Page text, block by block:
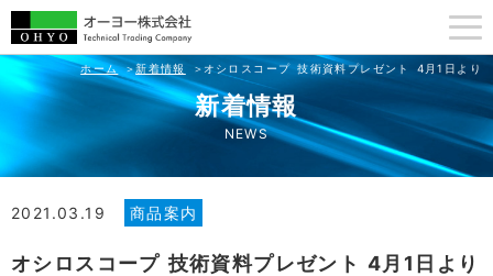
新着情報
NEWS
ホーム 新着情報 オシロスコープ 技術資料プレゼント 4月1日より
2021.03.19 商品案内
オシロスコープ 技術資料プレゼント 4月1日より